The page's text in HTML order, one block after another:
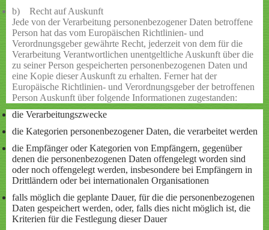
b) Recht auf Auskunft
Jede von der Verarbeitung personenbezogener Daten betroffene
Person hat das vom Europäischen Richtlinien- und
Verordnungsgeber gewährte Recht, jederzeit von dem für die
Verarbeitung Verantwortlichen unentgeltliche Auskunft über die
zu seiner Person gespeicherten personenbezogenen Daten und
eine Kopie dieser Auskunft zu erhalten. Ferner hat der
Europäische Richtlinien- und Verordnungsgeber der betroffenen
Person Auskunft über folgende Informationen zugestanden:
die Verarbeitungszwecke
die Kategorien personenbezogener Daten, die verarbeitet werden
die Empfänger oder Kategorien von Empfängern, gegenüber
denen die personenbezogenen Daten offengelegt worden sind
oder noch offengelegt werden, insbesondere bei Empfängern in
Drittländern oder bei internationalen Organisationen
falls möglich die geplante Dauer, für die die personenbezogenen
Daten gespeichert werden, oder, falls dies nicht möglich ist, die
Kriterien für die Festlegung dieser Dauer